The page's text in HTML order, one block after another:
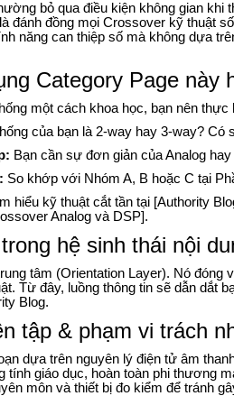
bỏ qua điều kiện không gian
đánh đồng mọi Crossover kỹ thuật
năng can thiệp số mà không dựa
Category Page này
một cách khoa học, bạn nên
của bạn là 2-way hay 3-way? Có
Bạn cần sự đơn giản của Analog
So khớp với Nhóm A, B hoặc C tại
hiểu kỹ thuật cắt tần tại [Authority
Analog và DSP].
hệ sinh thái nội
tâm (Orientation Layer). Nó
Từ đây, luồng thông tin sẽ dẫn dắt
Blog.
tập & phạm vi trách
dựa trên nguyên lý điện tử âm
tính giáo dục, hoàn toàn phi thương
môn và thiết bị đo kiểm để tránh